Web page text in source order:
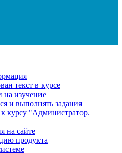
текст в курсе
на изучение
и выполнять задания
курсу "Администратор.
на сайте
продукта